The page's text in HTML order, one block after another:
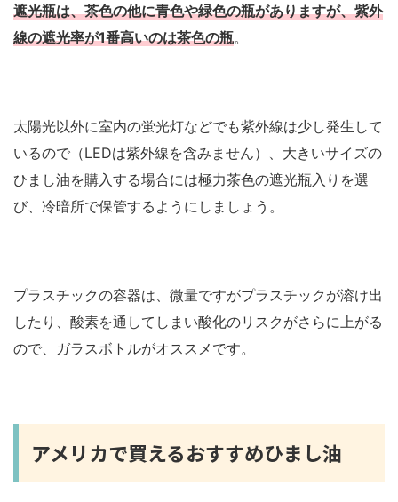
遮光瓶は、茶色の他に青色や緑色の瓶がありますが、紫外
線の遮光率が1番高いのは茶色の瓶。
太陽光以外に室内の蛍光灯などでも紫外線は少し発生して
いるので（LEDは紫外線を含みません）、大きいサイズの
ひまし油を購入する場合には極力茶色の遮光瓶入りを選
び、冷暗所で保管するようにしましょう。
プラスチックの容器は、微量ですがプラスチックが溶け出
したり、酸素を通してしまい酸化のリスクがさらに上がる
ので、ガラスボトルがオススメです。
アメリカで買えるおすすめひまし油